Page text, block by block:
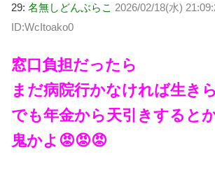
29: 名無しどんぶらこ 2026/02/18(水)
ID:WcItoako0
窓口負担だったら
まだ病院行かなければ生き
でも年金から天引きすると
鬼かよ😡😡😡